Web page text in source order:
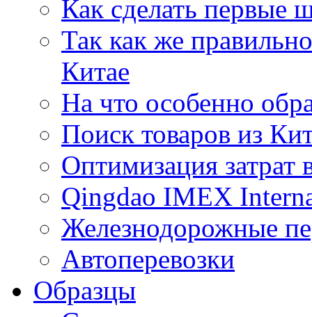
Как сделать первые
Так как же
Китае
На что особенно
Поиск товаров из
Оптимизация затрат
Qingdao IMEX
Железнодорожные
Автоперевозки
Образцы